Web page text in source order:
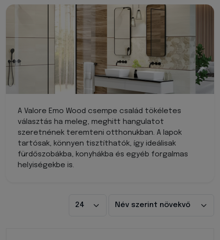
A Valore Emo Wood csempe család tökéletes
választás ha meleg, meghitt hangulatot
szeretnének teremteni otthonukban. A lapok
tartósak, könnyen tisztíthatók, így ideálisak
fürdőszobákba, konyhákba és egyéb forgalmas
helyiségekbe is.